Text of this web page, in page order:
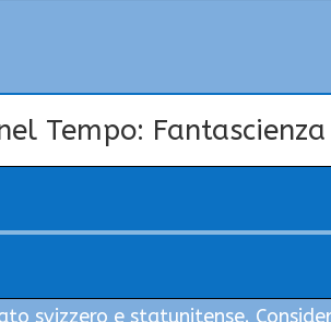
Tempo:
svizzero e statunitense.